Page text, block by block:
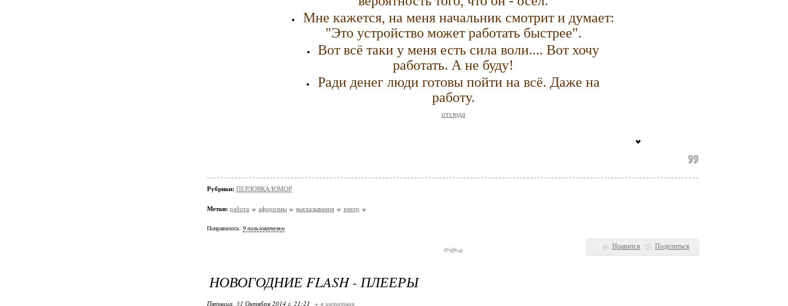
Нравится Поделиться
Мне кажется, на меня начальник смотрит и думает:
"Это устройство может работать быстрее".
Вот всё таки у меня есть сила воли.... Вот хочу
работать. А не буду!
Ради денег люди готовы пойти на всё. Даже на
работу.
отсюда
Рубрики: ПЕРЛОВКА/ЮМОР
Метки: работа афоризмы высказывания юмор
Понравилось: 9 пользователям
НОВОГОДНИЕ FLASH - ПЛЕЕРЫ
Пятница, 31 Октября 2014 г. 21:21 + в цитатник